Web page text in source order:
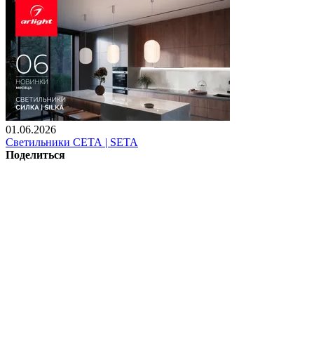
01.06.2026
Светильники СЕТА | SETA
Поделиться